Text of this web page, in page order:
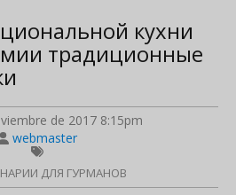
кухни
традиционные
de 2017 8:15pm
webmaster
ДЛЯ ГУРМАНОВ